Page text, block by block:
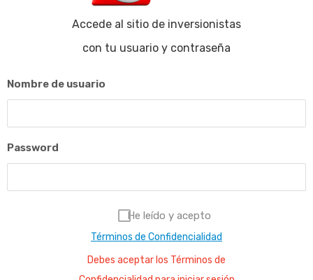
Accede al sitio de inversionistas
con tu usuario y contraseña
Nombre de usuario
Password
He leído y acepto
Términos de Confidencialidad
Debes aceptar los Términos de